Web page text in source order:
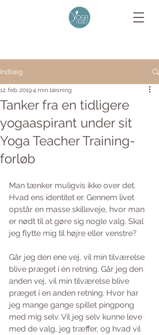
Indlæg
Tanker fra en tidligere
yogaaspirant under sit
Yoga Teacher Training-
forløb
12. feb. 20194 min læsning
Man tænker muligvis ikke over det.
Hvad ens identitet er. Gennem livet
opstår en masse skilleveje, hvor man
er nødt til at gøre sig nogle valg. Skal
jeg flytte mig til højre eller venstre?
Går jeg den ene vej, vil min tilværelse
blive præget i én retning. Går jeg den
anden vej, vil min tilværelse blive
præget i en anden retning. Hvor har
jeg mange gange spillet pingpong
med mig selv. Vil jeg selv kunne leve
med de valg, jeg træffer, og hvad vil